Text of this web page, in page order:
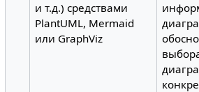
и т.д.) средствами
PlantUML, Mermaid
или GraphViz